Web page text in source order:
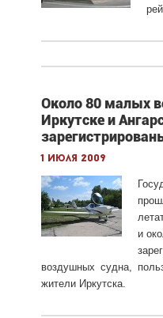
Около 80 малых
Иркутске и
1 июля 2009
и
воздушных судна,
жители Иркутска.